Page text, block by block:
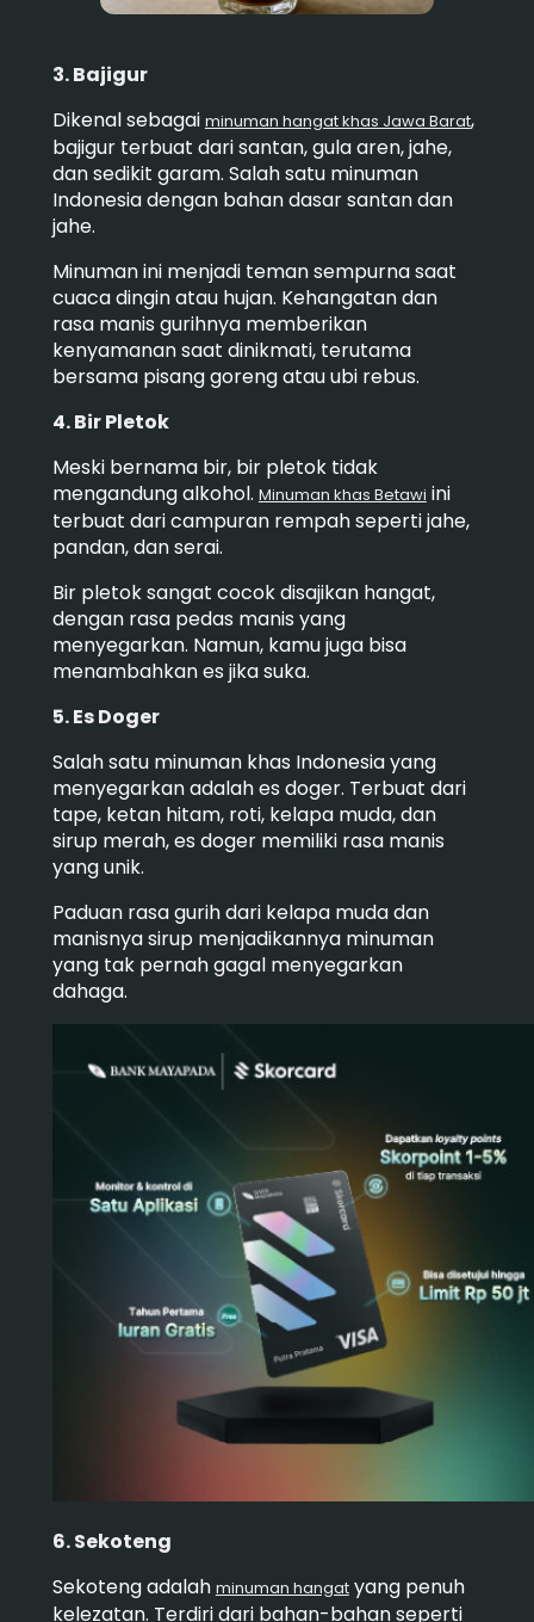
3. Bajigur
Dikenal sebagai minuman hangat khas Jawa Barat,
bajigur terbuat dari santan, gula aren, jahe,
dan sedikit garam. Salah satu minuman
Indonesia dengan bahan dasar santan dan
jahe.
Minuman ini menjadi teman sempurna saat
cuaca dingin atau hujan. Kehangatan dan
rasa manis gurihnya memberikan
kenyamanan saat dinikmati, terutama
bersama pisang goreng atau ubi rebus.
4. Bir Pletok
Meski bernama bir, bir pletok tidak
mengandung alkohol. Minuman khas Betawi ini
terbuat dari campuran rempah seperti jahe,
pandan, dan serai.
Bir pletok sangat cocok disajikan hangat,
dengan rasa pedas manis yang
menyegarkan. Namun, kamu juga bisa
menambahkan es jika suka.
5. Es Doger
Salah satu minuman khas Indonesia yang
menyegarkan adalah es doger. Terbuat dari
tape, ketan hitam, roti, kelapa muda, dan
sirup merah, es doger memiliki rasa manis
yang unik.
Paduan rasa gurih dari kelapa muda dan
manisnya sirup menjadikannya minuman
yang tak pernah gagal menyegarkan
dahaga.
6. Sekoteng
Sekoteng adalah minuman hangatyang penuh
kelezatan. Terdiri dari bahan-bahan seperti